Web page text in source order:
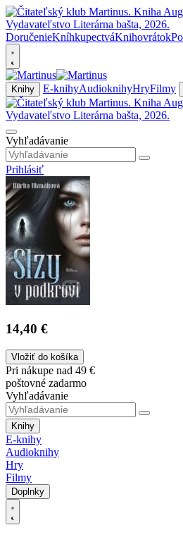
DoručenieKníhkupectváKnihovrátok
Knihy E-knihyAudioknihyHryFilmy
Vyhľadávanie
Prihlásiť
14,40 €
Vložiť do košíka
Pri nákupe nad 49 €
poštovné zadarmo
Vyhľadávanie
Knihy
E-knihy
Audioknihy
Hry
Filmy
Doplnky